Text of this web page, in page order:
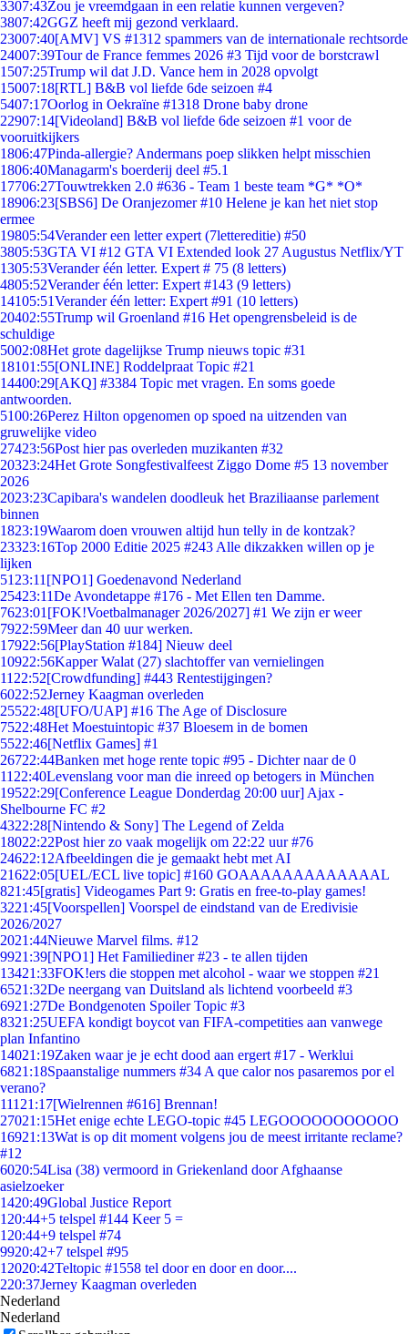
3307:43Zou je vreemdgaan in een relatie kunnen vergeven?
3807:42GGZ heeft mij gezond verklaard.
23007:40[AMV] VS #1312 spammers van de internationale rechtsorde
24007:39Tour de France femmes 2026 #3 Tijd voor de borstcrawl
1507:25Trump wil dat J.D. Vance hem in 2028 opvolgt
15007:18[RTL] B&B vol liefde 6de seizoen #4
5407:17Oorlog in Oekraïne #1318 Drone baby drone
22907:14[Videoland] B&B vol liefde 6de seizoen #1 voor de
vooruitkijkers
1806:47Pinda-allergie? Andermans poep slikken helpt misschien
1806:40Managarm's boerderij deel #5.1
17706:27Touwtrekken 2.0 #636 - Team 1 beste team *G* *O*
18906:23[SBS6] De Oranjezomer #10 Helene je kan het niet stop
ermee
19805:54Verander een letter expert (7lettereditie) #50
3805:53GTA VI #12 GTA VI Extended look 27 Augustus Netflix/YT
1305:53Verander één letter. Expert # 75 (8 letters)
4805:52Verander één letter: Expert #143 (9 letters)
14105:51Verander één letter: Expert #91 (10 letters)
20402:55Trump wil Groenland #16 Het opengrensbeleid is de
schuldige
5002:08Het grote dagelijkse Trump nieuws topic #31
18101:55[ONLINE] Roddelpraat Topic #21
14400:29[AKQ] #3384 Topic met vragen. En soms goede
antwoorden.
5100:26Perez Hilton opgenomen op spoed na uitzenden van
gruwelijke video
27423:56Post hier pas overleden muzikanten #32
20323:24Het Grote Songfestivalfeest Ziggo Dome #5 13 november
2026
2023:23Capibara's wandelen doodleuk het Braziliaanse parlement
binnen
1823:19Waarom doen vrouwen altijd hun telly in de kontzak?
23323:16Top 2000 Editie 2025 #243 Alle dikzakken willen op je
lijken
51 23:11 [NPO1] Goedenavond Nederland
25423:11De Avondetappe #176 - Met Ellen ten Damme.
7623:01 [FOK!Voetbalmanager 2026/2027] #1 We zijn er weer
7922:59Meer dan 40 uur werken.
17922:56[PlayStation #184] Nieuw deel
10922:56Kapper Walat (27) slachtoffer van vernielingen
11 22:52[Crowdfunding] #443 Rentestijgingen?
6022:52Jerney Kaagman overleden
25522:48[UFO/UAP] #16 The Age of Disclosure
7522:48Het Moestuintopic #37 Bloesem in de bomen
5522:46[Netflix Games] #1
26722:44Banken met hoge rente topic #95 - Dichter naar de 0
11 22:40Levenslang voor man die inreed op betogers in München
19522:29[Conference League Donderdag 20:00 uur] Ajax -
Shelbourne FC #2
4322:28[Nintendo & Sony] The Legend of Zelda
18022:22Post hier zo vaak mogelijk om 22:22 uur #76
24622:12Afbeeldingen die je gemaakt hebt met AI
21622:05[UEL/ECL live topic] #160 GOAAAAAAAAAAAAAL
821:45[gratis] Videogames Part 9: Gratis en free-to-play games!
3221:45[Voorspellen] Voorspel de eindstand van de Eredivisie
2026/2027
2021:44Nieuwe Marvel films. #12
9921:39[NPO1] Het Familiediner #23 - te allen tijden
13421:33FOK!ers die stoppen met alcohol - waar we stoppen #21
6521:32De neergang van Duitsland als lichtend voorbeeld #3
6921:27De Bondgenoten Spoiler Topic #3
8321:25UEFA kondigt boycot van FIFA-competities aan vanwege
plan Infantino
14021:19Zaken waar je je echt dood aan ergert #17 - Werklui
6821:18Spaanstalige nummers #34 A que calor nos pasaremos por el
verano?
111 21:17[Wielrennen #616] Brennan!
27021:15Het enige echte LEGO-topic #45 LEGOOOOOOOOOOO
16921:13Wat is op dit moment volgens jou de meest irritante reclame?
#12
6020:54Lisa (38) vermoord in Griekenland door Afghaanse
asielzoeker
1420:49Global Justice Report
1 20:44+5 telspel #144 Keer 5 =
1 20:44+9 telspel #74
9920:42+7 telspel #95
12020:42Teltopic #1558 tel door en door en door....
220:37Jerney Kaagman overleden
Nederland
Nederland